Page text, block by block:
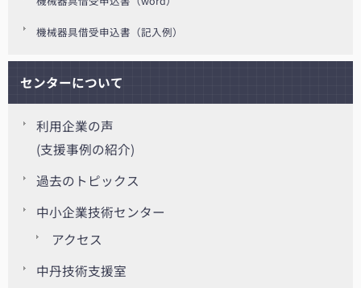
機械器具借受申込書（記入例）
センターについて
利用企業の声
(支援事例の紹介)
過去のトピックス
中小企業技術センター
アクセス
中丹技術支援室